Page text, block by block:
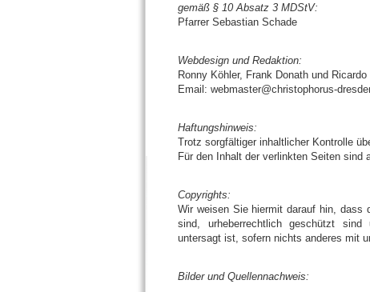
gemäß § 10 Absatz 3 MDStV:
Pfarrer Sebastian Schade
Webdesign und Redaktion:
Ronny Köhler, Frank Donath und
Email: webmaster@christophorus-
Haftungshinweis:
Trotz sorgfältiger inhaltlicher Kontrolle
Für den Inhalt der verlinkten Seiten sind
Copyrights:
Wir weisen Sie hiermit darauf hin, dass
sind, urheberrechtlich geschützt sind
untersagt ist, sofern nichts anderes mit
Bilder und Quellennachweis: